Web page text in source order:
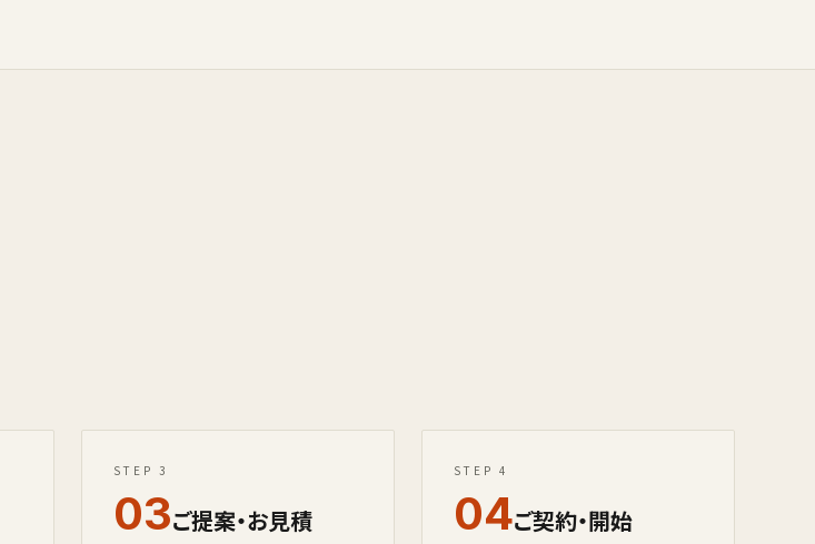
STEP 3
03ご提案・お見積
STEP 4
04ご契約・開始